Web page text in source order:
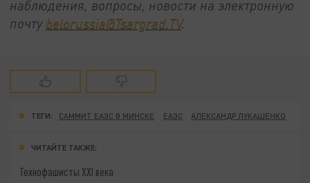
наблюдения, вопросы, новости на электронную
почту belorussia@Tsargrad.TV.
ТЕГИ: САММИТ ЕАЭС В МИНСКЕ ЕАЭС АЛЕКСАНДР ЛУКАШЕНКО
ЧИТАЙТЕ ТАКЖЕ:
Технофашисты XXI века